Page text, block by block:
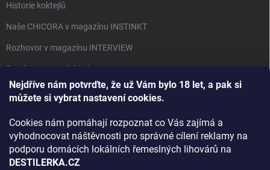
Nejdříve nám potvrďte, že už Vám bylo 18 let, a pak si
můžete si vybrat nastavení cookies.
Cookies nám pomáhají rozpoznat co Vás zajímá a
vyhodnocovat náštěvnosti pro správné cílení reklamy na
podporu domácích lokálních řemeslných lihovárů na
DESTILERKA.CZ
Historie koktejlů
Naše CHICORA v magazínu INSTINKT
Rozhovor v magazínu INTERVIEW
Bourbon, americká krása.
Napsali v TÝDNU o naší práci
Rozhovor s DESTILERKA.CZ v magazínu DRINKING-CAT
Jak vybrat dárek na Vánoce